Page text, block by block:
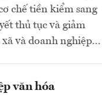
chế tiền kiểm sang
thủ tục và giảm
và doanh nghiệp...
văn hóa